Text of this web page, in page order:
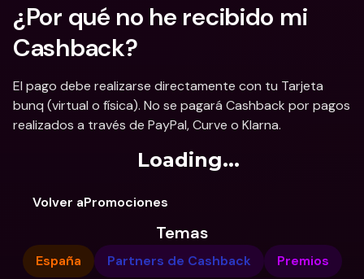
¿Por qué no he recibido mi
Cashback?
El pago debe realizarse directamente con tu Tarjeta
bunq (virtual o física). No se pagará Cashback por pagos
realizados a través de PayPal, Curve o Klarna.
Loading...
Volver aPromociones
Temas
España Partners de Cashback Premios